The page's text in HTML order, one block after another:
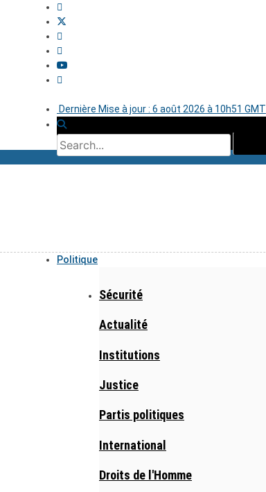
Dernière Mise à jour : 6 août 2026 à 10h51 GMT
Politique
Sécurité
Actualité
Institutions
Justice
Partis politiques
International
Droits de l'Homme